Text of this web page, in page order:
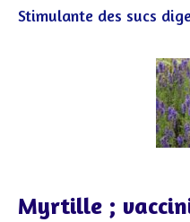
Stimulante des sucs
Myrtille ;